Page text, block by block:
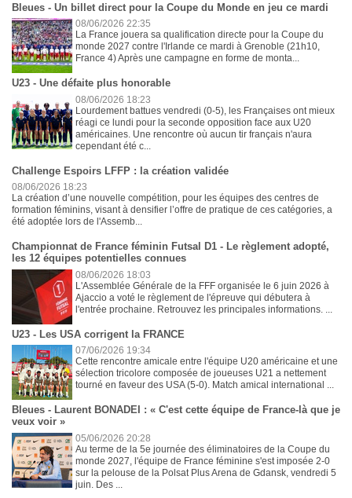
Bleues - Un billet direct pour la Coupe du Monde en jeu ce mardi
08/06/2026 22:35
La France jouera sa qualification directe pour la Coupe du
monde 2027 contre l'Irlande ce mardi à Grenoble (21h10,
France 4) Après une campagne en forme de monta...
U23 - Une défaite plus honorable
08/06/2026 18:23
Lourdement battues vendredi (0-5), les Françaises ont mieux
réagi ce lundi pour la seconde opposition face aux U20
américaines. Une rencontre où aucun tir français n'aura
cependant été c...
Challenge Espoirs LFFP : la création validée
08/06/2026 18:23
La création d’une nouvelle compétition, pour les équipes des centres de
formation féminins, visant à densifier l’offre de pratique de ces catégories, a
été adoptée lors de l'Assemb...
Championnat de France féminin Futsal D1 - Le règlement adopté,
les 12 équipes potentielles connues
08/06/2026 18:03
L'Assemblée Générale de la FFF organisée le 6 juin 2026 à
Ajaccio a voté le règlement de l'épreuve qui débutera à
l'entrée prochaine. Retrouvez les principales informations. ...
U23 - Les USA corrigent la FRANCE
07/06/2026 19:34
Cette rencontre amicale entre l'équipe U20 américaine et une
sélection tricolore composée de joueuses U21 a nettement
tourné en faveur des USA (5-0). Match amical international ...
Bleues - Laurent BONADEI : « C'est cette équipe de France-là que je
veux voir »
05/06/2026 20:28
Au terme de la 5e journée des éliminatoires de la Coupe du
monde 2027, l'équipe de France féminine s'est imposée 2-0
sur la pelouse de la Polsat Plus Arena de Gdansk, vendredi 5
juin. Des ...